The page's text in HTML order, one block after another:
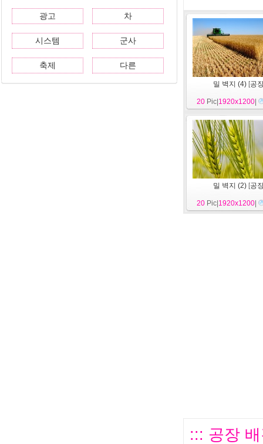
광고 차
시스템 군사
축제 다른
밀 벽지 (4) [공
20 Pic| 1920x1200
밀 벽지 (2) [공
20 Pic| 1920x1200
::: 공장